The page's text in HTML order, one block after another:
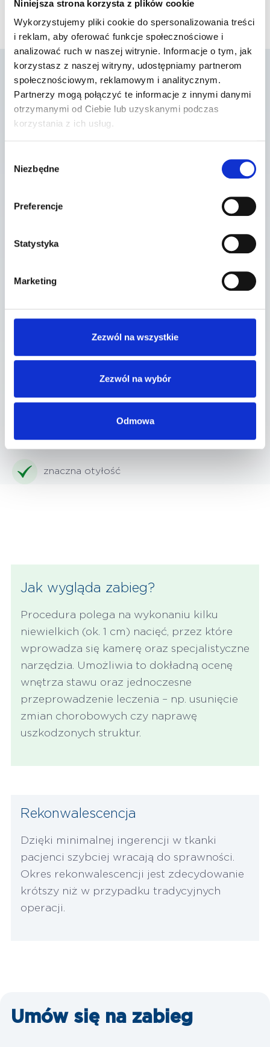
Niniejsza strona korzysta z plików cookie
Wykorzystujemy pliki cookie do spersonalizowania treści
i reklam, aby oferować funkcje społecznościowe i
analizować ruch w naszej witrynie. Informacje o tym, jak
korzystasz z naszej witryny, udostępniamy partnerom
społecznościowym, reklamowym i analitycznym.
Partnerzy mogą połączyć te informacje z innymi danymi
otrzymanymi od Ciebie lub uzyskanymi podczas
korzystania z ich usług.
zgody
Niezbędne
Preferencje
Statystyka
Marketing
Zezwól na wszystkie
Zezwól na wybór
Odmowa
Artroskopia stawu
skokowego – dla kogo
przewlekły ból stawu skokowego
zmiany zwyrodnieniowe
niestabilność i uszkodzenia więzadeł
obecność ciał wolnych w stawie
Przeciwwskazania:
stany zapalne skóry w okolicy zabiegowej
znaczna otyłość
Jak wygląda zabieg?
Procedura polega na wykonaniu kilku
niewielkich (ok. 1 cm) nacięć, przez które
wprowadza się kamerę oraz specjalistyczne
narzędzia. Umożliwia to dokładną ocenę
wnętrza stawu oraz jednoczesne
przeprowadzenie leczenia – np. usunięcie
zmian chorobowych czy naprawę
uszkodzonych struktur.
Rekonwalescencja
Dzięki minimalnej ingerencji w tkanki
pacjenci szybciej wracają do sprawności.
Okres rekonwalescencji jest zdecydowanie
krótszy niż w przypadku tradycyjnych
operacji.
Umów się na zabieg